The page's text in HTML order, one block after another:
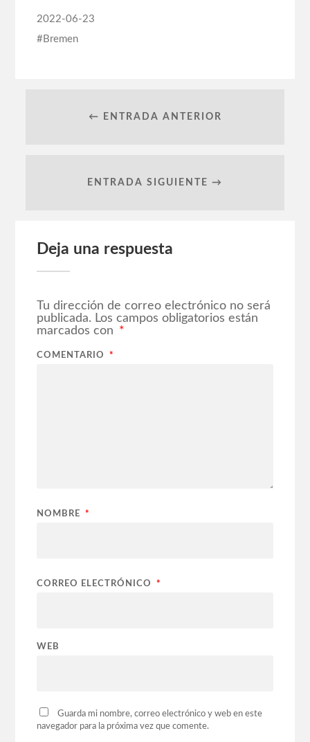
2022-06-23
Bremen
← ENTRADA ANTERIOR
ENTRADA SIGUIENTE →
Deja una respuesta
Tu dirección de correo electrónico no será
publicada. Los campos obligatorios están
marcados con *
COMENTARIO *
NOMBRE *
CORREO ELECTRÓNICO *
WEB
Guarda mi nombre, correo electrónico y web en este
navegador para la próxima vez que comente.